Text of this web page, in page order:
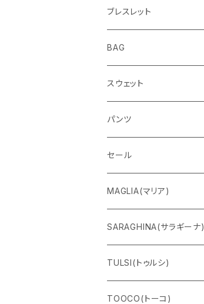
ブレスレット
BAG
スウェット
パンツ
セール
MAGLIA(マリア)
Ｔシャツ
スウェット
ロングＴシャツ
SARAGHINA(サラギーナ)
サングラス
メガネフレーム
TULSI(トゥルシ)
ブレスレット
TOOCO(トーコ)